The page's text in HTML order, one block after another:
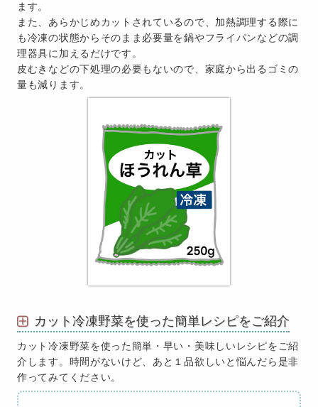
ます。
また、あらかじめカットされているので、加熱調理する際に
も冷凍の状態からそのまま必要量を鍋やフライパンなどの調
理器具に加えるだけです。
皮むきなどの下処理の必要もないので、家庭から出るゴミの
量も減ります。
カット冷凍野菜を使った簡単レシピをご紹介
カット冷凍野菜を使った簡単・早い・美味しいレシピをご紹
介します。時間がないけど、あと１品欲しいと悩んだら是非
作ってみてください。